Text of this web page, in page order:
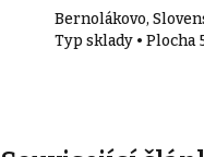
Bernolákovo,
Typ sklady • Plocha